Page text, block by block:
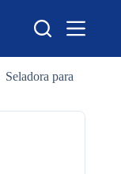
Seladora para